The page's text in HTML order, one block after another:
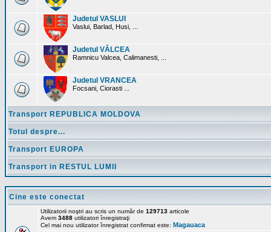
Judetul VASLUI
Vaslui, Barlad, Husi, ...
Judetul VÂLCEA
Ramnicu Valcea, Calimanesti, ...
Judetul VRANCEA
Focsani, Ciorasti ...
Transport REPUBLICA MOLDOVA
Totul despre...
Transport EUROPA
Transport in RESTUL LUMII
Cine este conectat
Utilizatorii noştri au scris un număr de 129713 articole
Avem 3488 utilizatori înregistraţi
Cel mai nou utilizator înregistrat confirmat este: Magauaca